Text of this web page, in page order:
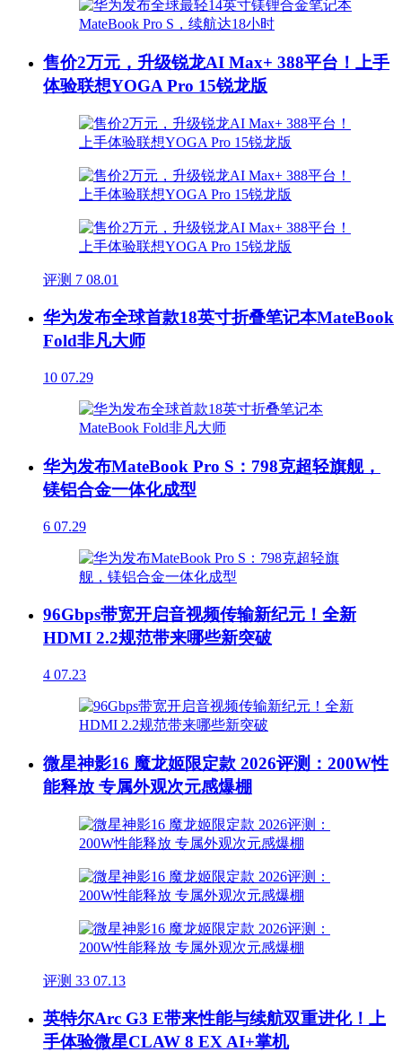
售价2万元，升级锐龙AI Max+ 388平台！上手
体验联想YOGA Pro 15锐龙版
评测 7 08.01
华为发布全球首款18英寸折叠笔记本MateBook
Fold非凡大师
10 07.29
华为发布MateBook Pro S：798克超轻旗舰，
镁铝合金一体化成型
6 07.29
96Gbps带宽开启音视频传输新纪元！全新
HDMI 2.2规范带来哪些新突破
4 07.23
微星神影16 魔龙姬限定款 2026评测：200W性
能释放 专属外观次元感爆棚
评测 33 07.13
英特尔Arc G3 E带来性能与续航双重进化！上
手体验微星CLAW 8 EX AI+掌机